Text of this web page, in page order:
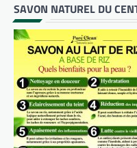
SAVON NATUREL DU